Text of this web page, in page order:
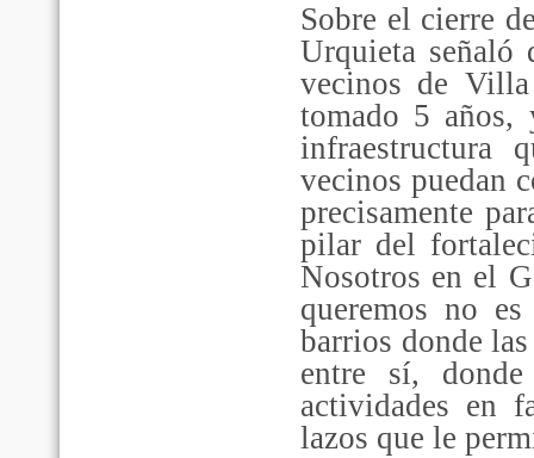
Sobre el cierre
Urquieta señaló
vecinos de Villa
tomado 5 años,
infraestructura
vecinos puedan
precisamente
pilar del
Nosotros en el
queremos no
barrios donde
entre sí, donde
actividades en
lazos que le